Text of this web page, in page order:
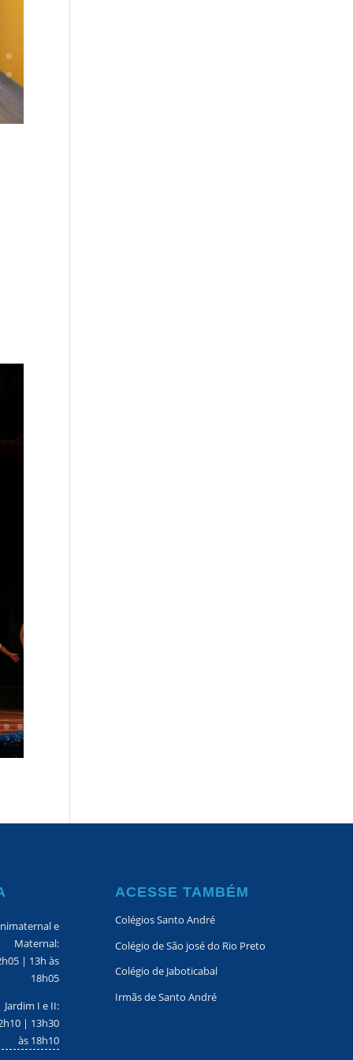
e
Maternal:
| 13h às
18h05
Jardim I e II:
| 13h30
às 18h10
ACESSE TAMBÉM
Colégios Santo André
Colégio de São josé do Rio Preto
Colégio de Jaboticabal
Irmãs de Santo André